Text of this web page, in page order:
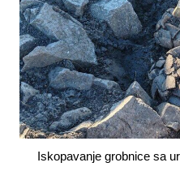
Iskopavanje grobnice sa